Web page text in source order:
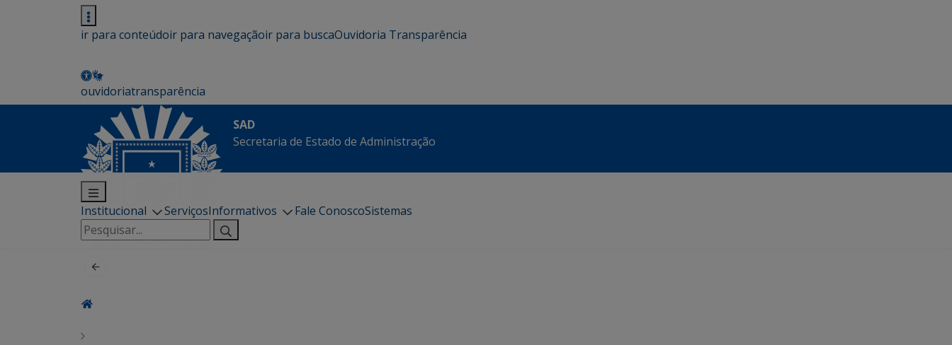
ir para conteúdoir para navegaçãoir para buscaOuvidoria Transparência
ouvidoriatransparência
SAD
Secretaria de Estado de Administração
Institucional ServiçosInformativos Fale ConoscoSistemas
Pesquisar
por: